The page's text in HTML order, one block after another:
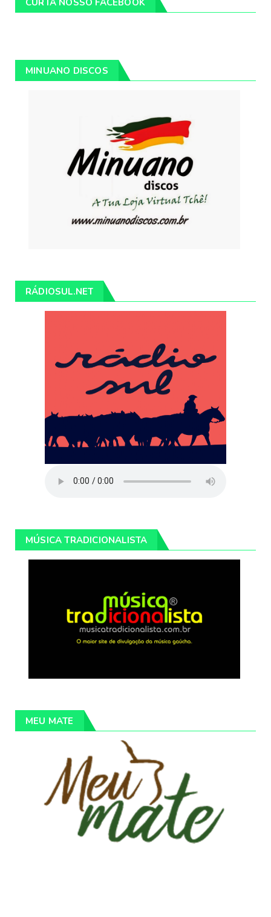
MINUANO DISCOS
RÁDIOSUL.NET
MÚSICA TRADICIONALISTA
MEU MATE